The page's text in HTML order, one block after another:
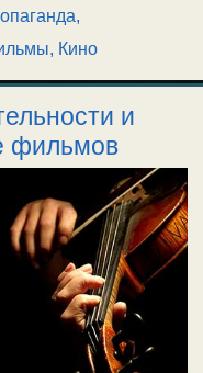
Кино
и
фильмов